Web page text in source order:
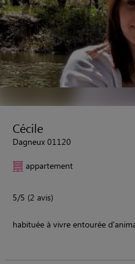
Cécile
Dagneux 01120
appartement
5/5 (2 avis)
habituée à vivre entourée